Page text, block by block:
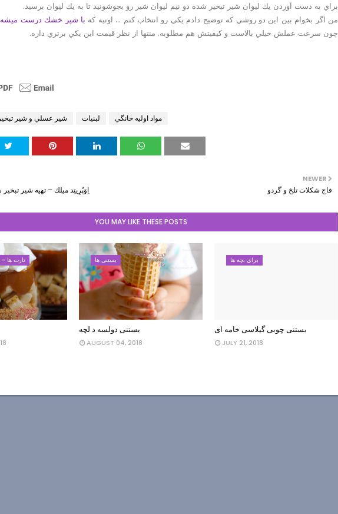
براي به دست آوردن يك ليوان شير تبخير شده دو نيم ليوان شير رو بجوشونيد تا به يك ليوان برسيد.
من اگر بخوام بين اين دو روشي كه توضيح دادم يكي رو انتخاب كنم ... اونيه كه با شير خشك درست ميشه
چون سرعت عملش خيلي بالاست و كيفيتش هم مطلوبه. منتها از نظر قيمت اين يكي برتري داره.
شير عسلي و شير لبنيات مواد اوليه خانگي
NEWER
فاج شكلات تلخ و گردو اِوَپُرِيتِد ميلك – تهيه شير
YOU MAY LIKE THESE POSTS
تارت ها بستنی ها
بستنی دولسه د لچه
AUGUST 04, 2018
براي بچه ها
بستنی چوبی گیلاسی خامه ای
JULY 21, 2018